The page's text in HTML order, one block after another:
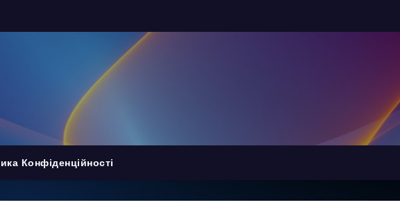
Конфіденційності